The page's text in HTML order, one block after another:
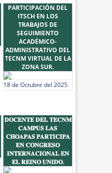
PARTICIPACIÓN DEL
ITSCH EN LOS
TRABAJOS DE
SEGUIMIENTO
ACADÉMICO-
ADMINISTRATIVO DEL
TECNM VIRTUAL DE LA
ZONA SUR.
18 de Octubre del 2025
𝐃𝐎𝐂𝐄𝐍𝐓𝐄 𝐃𝐄𝐋 𝐓𝐄𝐂𝐍𝐌
𝐂𝐀𝐌𝐏𝐔𝐒 𝐋𝐀𝐒
𝐂𝐇𝐎𝐀𝐏𝐀𝐒 𝐏𝐀𝐑𝐓𝐈𝐂𝐈𝐏𝐀
𝐄𝐍 𝐂𝐎𝐍𝐆𝐑𝐄𝐒𝐎
𝐈𝐍𝐓𝐄𝐑𝐍𝐀𝐂𝐈𝐎𝐍𝐀𝐋 𝐄𝐍
𝐄𝐋 𝐑𝐄𝐈𝐍𝐎 𝐔𝐍𝐈𝐃𝐎.